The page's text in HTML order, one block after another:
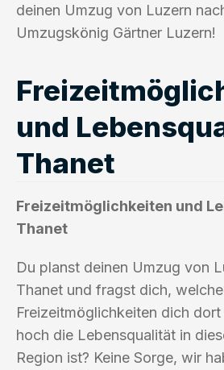
deinen Umzug von Luzern
Umzugskönig Gärtner Luzern!
und
Thanet
Freizeitmöglichkeiten und
Thanet
Du planst deinen Umzug von
Thanet und fragst dich, welche
Freizeitmöglichkeiten dich
hoch die Lebensqualität in
Region ist? Keine Sorge, wir